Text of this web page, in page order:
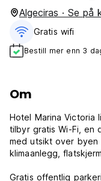
Algeciras · Se på
Gratis wifi‎
Bestill mer enn 3
Om
Hotel Marina Victoria
tilbyr gratis Wi-Fi, en
med utsikt over byen
klimaanlegg,
Gratis offentlig